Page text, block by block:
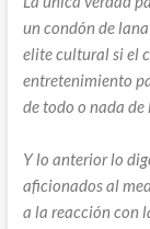
un condón de
elite cultural si el
entretenimiento
de todo o nada de
Y lo anterior lo
aficionados al
a la reacción con